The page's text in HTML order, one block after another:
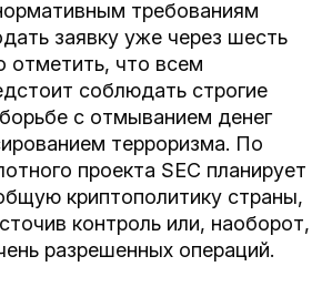
требованиям
заявку уже через шесть
отметить, что всем
соблюдать строгие
с отмыванием денег
терроризма. По
проекта SEC планирует
криптополитику страны,
контроль или, наоборот,
разрешенных операций.